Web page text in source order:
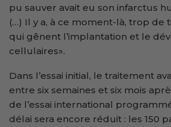
pu sauver avait eu son infarctus
(…) Il y a, à ce moment-là, trop de
qui gênent l’implantation et le
cellulaires».
Dans l’essai initial, le traitement
entre six semaines et six mois
de l’essai international
délai sera encore réduit : les 150